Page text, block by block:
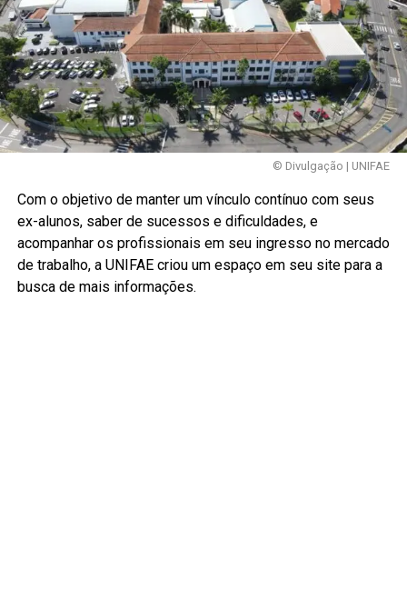
© Divulgação | UNIFAE
Com o objetivo de manter um vínculo contínuo com seus
ex-alunos, saber de sucessos e dificuldades, e
acompanhar os profissionais em seu ingresso no mercado
de trabalho, a UNIFAE criou um espaço em seu site para a
busca de mais informações.